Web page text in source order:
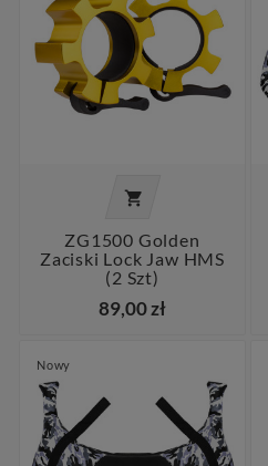

ZG1500 Golden
Zaciski Lock Jaw HMS
(2 Szt)
89,00 zł
Nowy